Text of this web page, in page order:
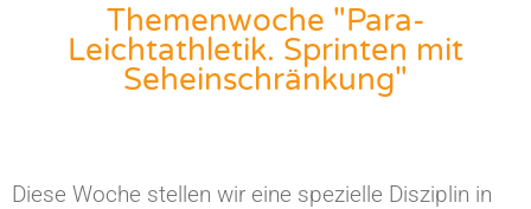
Themenwoche "Para-
Leichtathletik. Sprinten mit
Seheinschränkung"
Diese Woche stellen wir eine spezielle Disziplin in